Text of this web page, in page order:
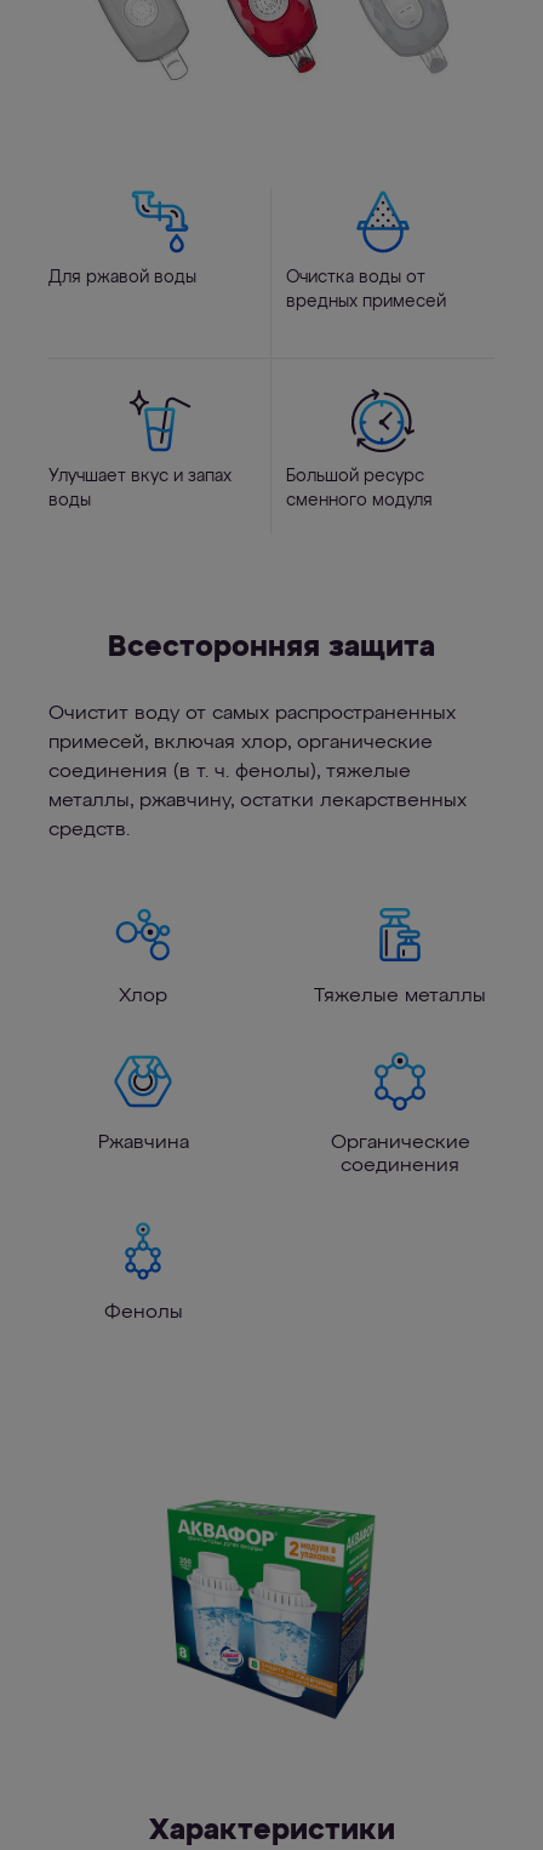
Для ржавой воды
Очистка воды от
вредных примесей
Улучшает вкус и запах
воды
Большой ресурс
сменного модуля
Всесторонняя защита
Очистит воду от самых распространенных
примесей, включая хлор, органические
соединения (в т. ч. фенолы), тяжелые
металлы, ржавчину, остатки лекарственных
средств.
Хлор Тяжелые металлы
Ржавчина
Органические
соединения
Фенолы
Характеристики